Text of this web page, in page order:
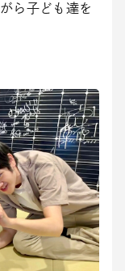
ら子ども達を